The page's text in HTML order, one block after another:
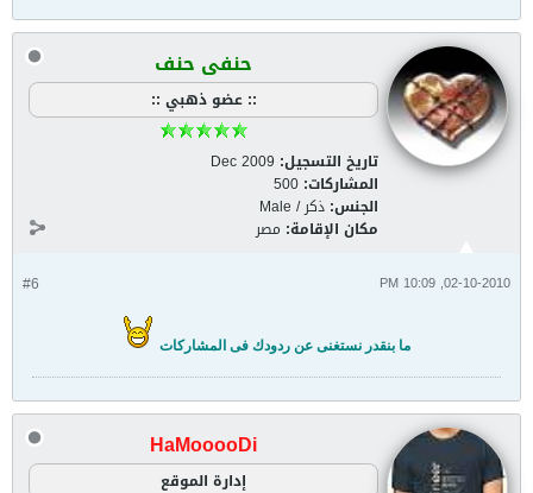
حنفى حنف
:: عضو ذهبي ::
تاريخ التسجيل: Dec 2009
المشاركات: 500
الجنس: ذكر / Male
مكان الإقامة: مصر
#6 02-10-2010, 10:09 PM
ما بنقدر نستغنى عن ردودك فى المشاركات
HaMooooDi
إدارة الموقع